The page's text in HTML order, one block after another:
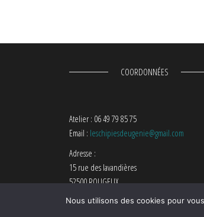
COORDONNÉES
Atelier : 06 49 79 85 75
Email : leschipiesdeugenie@gmail.com
Adresse :
15 rue des lavandières
52500 ROUGEUX
Nous utilisons des cookies pour